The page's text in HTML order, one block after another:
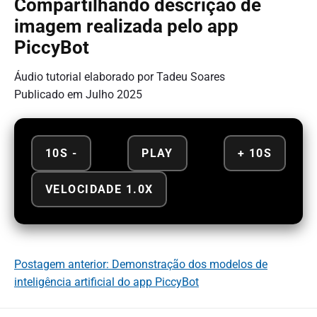
Compartilhando descrição de
imagem realizada pelo app
PiccyBot
Áudio tutorial elaborado por Tadeu Soares
Publicado em Julho 2025
10S - PLAY + 10S
VELOCIDADE 1.0X
Postagem anterior: Demonstração dos modelos de
inteligência artificial do app PiccyBot